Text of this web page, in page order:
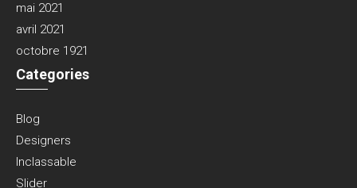
mai 2021
avril 2021
octobre 1921
Categories
Blog
Designers
Inclassable
Slider